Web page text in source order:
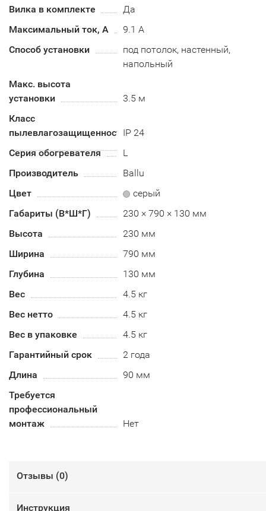
Вилка в комплекте
Да
Максимальный ток, А
9.1 А
Способ установки
под потолок, настенный,
напольный
Макс. высота
установки
3.5 м
Класс
пылевлагозащищенностиIP 24
Серия обогревателя
L
Производитель
Ballu
Цвет
серый
Габариты (В*Ш*Г)
230 × 790 × 130 мм
Высота
230 мм
Ширина
790 мм
Глубина
130 мм
Вес
4.5 кг
Вес нетто
4.5 кг
Вес в упаковке
4.5 кг
Гарантийный срок
2 года
Длина
90 мм
Требуется
профессиональный
монтаж
Нет
Отзывы (0)
Инструкция